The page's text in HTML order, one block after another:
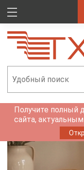
Получите полный
сайта,